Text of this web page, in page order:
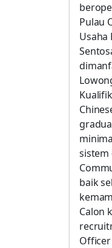
Pulau
Usaha
sistem
baik
Calon